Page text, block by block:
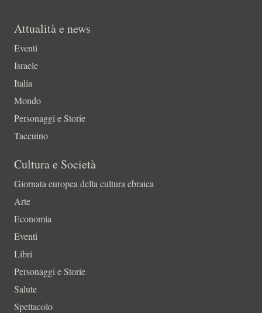
Attualità e news
Eventi
Israele
Italia
Mondo
Personaggi e Storie
Taccuino
Cultura e Società
Giornata europea della cultura ebraica
Arte
Economia
Eventi
Libri
Personaggi e Storie
Salute
Spettacolo